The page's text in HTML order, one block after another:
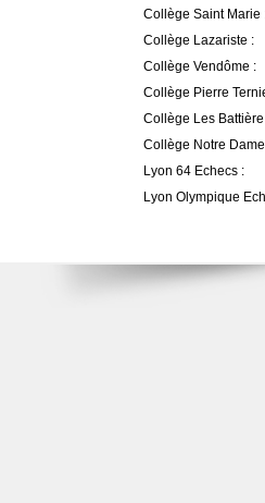
Collège Saint Marie
Collège Lazariste :
Collège Vendôme :
Collège Pierre
Collège Les
Collège Notre
Lyon 64 Echecs :
Lyon Olympique